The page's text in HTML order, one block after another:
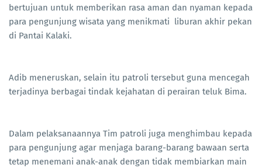
bertujuan untuk memberikan rasa aman dan nyaman kepada
para pengunjung wisata yang menikmati liburan akhir pekan
di Pantai Kalaki.
Adib meneruskan, selain itu patroli tersebut guna mencegah
terjadinya berbagai tindak kejahatan di perairan teluk Bima.
Dalam pelaksanaannya Tim patroli juga menghimbau kepada
para pengunjung agar menjaga barang-barang bawaan serta
tetap menemani anak-anak dengan tidak membiarkan main